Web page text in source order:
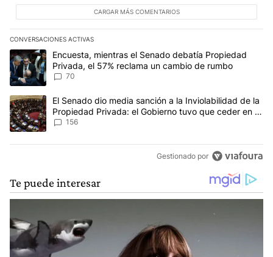
CARGAR MÁS COMENTARIOS
CONVERSACIONES ACTIVAS
Este listado muestra los artículos con más comentarios en los
Un artículo de tendencia con el título "Encuesta, mientras el
Encuesta, mientras el Senado debatía Propiedad
Privada, el 57% reclama un cambio de rumbo
70
Un artículo de tendencia con el título "El Senado dio media
El Senado dio media sanción a la Inviolabilidad de la
Propiedad Privada: el Gobierno tuvo que ceder en la
Ley del Manejo del Fuego
156
Gestionado por